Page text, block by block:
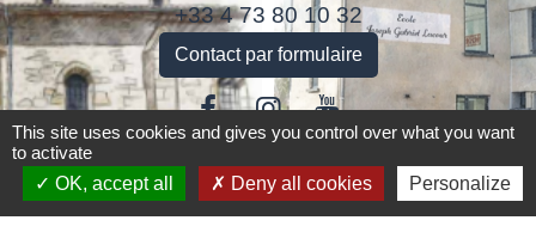
+33 4 73 80 10 32
Contact par formulaire
Liens
This site uses cookies and gives you control over what you want
to activate
OK, accept all
Deny all cookies Personalize